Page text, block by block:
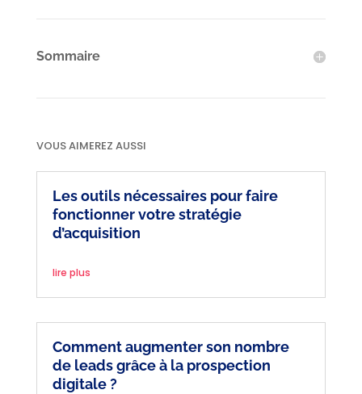
Sommaire
VOUS AIMEREZ AUSSI
Les outils nécessaires pour faire
fonctionner votre stratégie
d’acquisition
lire plus
Comment augmenter son nombre
de leads grâce à la prospection
digitale ?